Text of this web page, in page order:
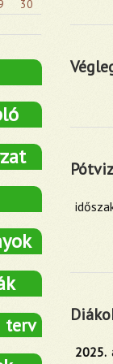
2025.
30
terv